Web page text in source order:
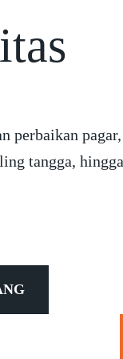
perbaikan pagar,
tangga, hingga